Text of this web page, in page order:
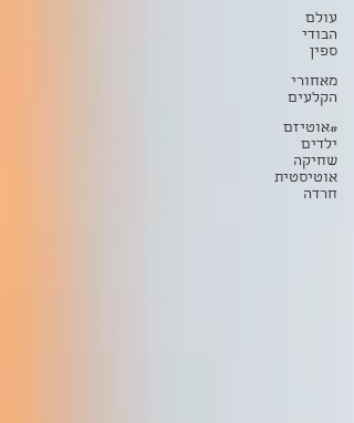
עולם
הבודי
ספין
מאחורי
הקלעים
#אוטיזם
ילדים
שחיקה
אוטיסטית
חרדה